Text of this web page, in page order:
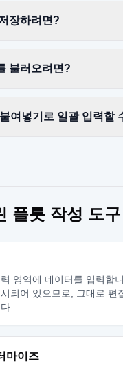
장하려면?
불러오려면?
여넣기로 일괄 입력할
플롯 작성 도구
영역에 데이터를 입력합
되어 있으므로, 그대로 편
.
마이즈